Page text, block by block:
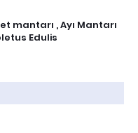
mantarı , Ayı Mantarı
Edulis